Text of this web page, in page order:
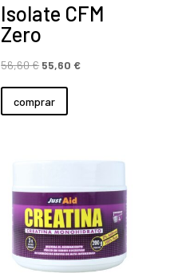
Isolate CFM
Zero
56,60€ El
precio
original
55,60 €El
comprar